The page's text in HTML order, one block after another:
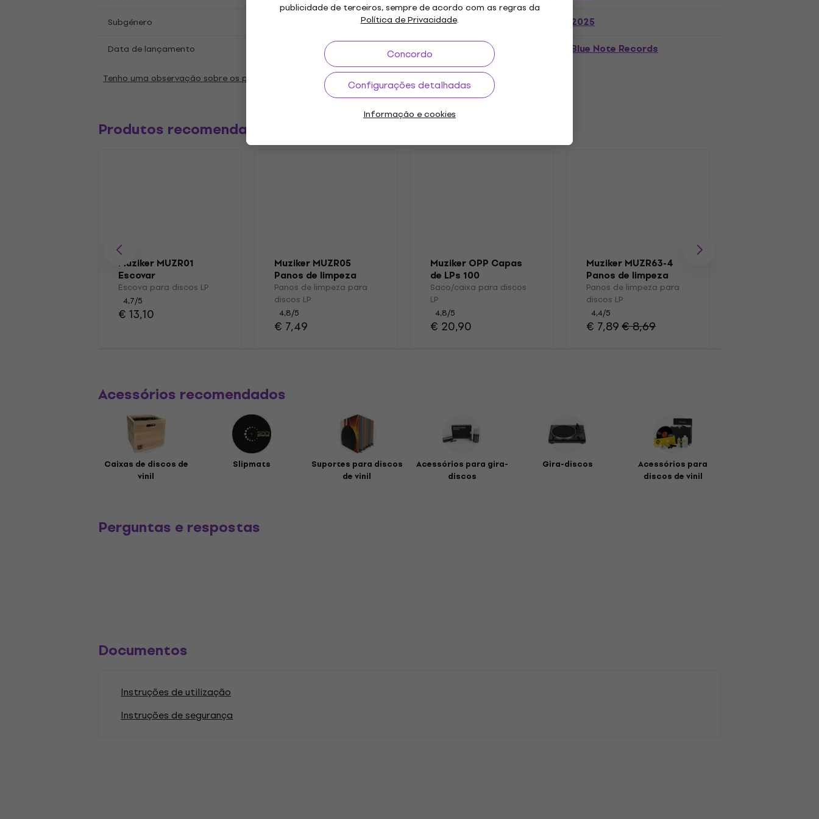
publicidade de terceiros, sempre de acordo com as regras da
Política de Privacidade.
Concordo
Configurações detalhadas
Informação e cookies
Subgénero Ano de lançamento 2025
Data de lançamento Etiqueta Blue Note Records
Tenho uma observação sobre os parâmetros
Produtos recomendados
Muziker MUZR01
Escovar
Escova para discos LP
4,7/5
€ 13,10
Muziker MUZR05
Panos de limpeza
para discos LP
Panos de limpeza para
discos LP
4,8/5
€ 7,49
Muziker OPP Capas
de LPs 100
Saco/caixa para discos
LP
4,8/5
€ 20,90
Muziker MUZR63-4
Panos de limpeza
para discos LP
Panos de limpeza para
discos LP
4,4/5
€ 7,89€ 8,69
Acessórios recomendados
Caixas de discos de
vinil
Slipmats
Suportes para discos
de vinil
Acessórios para gira-
discos
Gira-discos
Acessórios para
discos de vinil
Perguntas e respostas
Documentos
Instruções de utilização
Instruções de segurança